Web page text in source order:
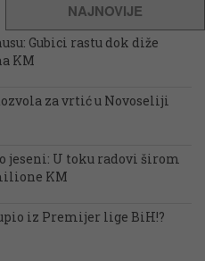
NAJNOVIJE
Gubici rastu dok diže
KM
za vrtić u Novoseliji
jeseni: U toku radovi širom
KM
iz Premijer lige BiH!?